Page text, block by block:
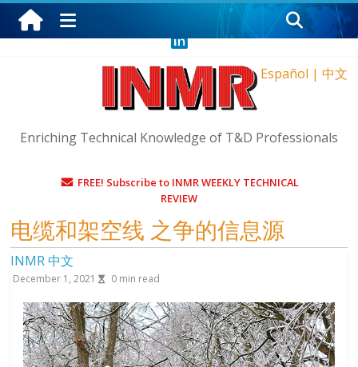
Saturday, August 8, 2026
Español | 中文
Enriching Technical Knowledge of T&D Professionals
FREE! Subscribe to INMR WEEKLY TECHNICAL
REVIEW
电缆和架空线 之争的信息源
INMR 中文
December 1, 2021 0 min read